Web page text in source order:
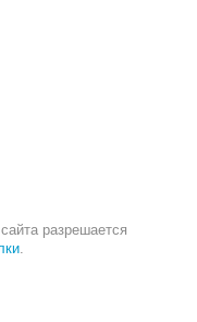
разрешается